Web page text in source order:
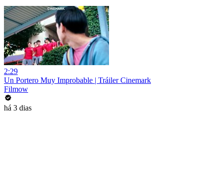
2:29
Un Portero Muy Improbable | Tráiler Cinemark
Filmow
há 3 dias